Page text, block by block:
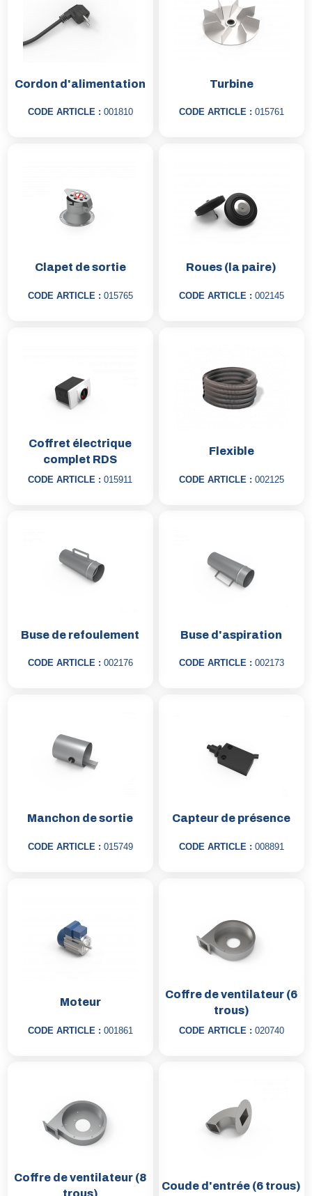
Cordon d'alimentation
CODE ARTICLE : 001810
Turbine
CODE ARTICLE : 015761
Clapet de sortie
CODE ARTICLE : 015765
Roues (la paire)
CODE ARTICLE : 002145
Coffret électrique
complet RDS
CODE ARTICLE :015911
Flexible
CODE ARTICLE : 002125
Buse de refoulement
CODE ARTICLE : 002176
Buse d'aspiration
CODE ARTICLE : 002173
Manchon de sortie
CODE ARTICLE : 015749
Capteur de présence
CODE ARTICLE : 008891
Moteur
CODE ARTICLE : 001861
Coffre de ventilateur (6
trous)
CODE ARTICLE : 020740
Coffre de ventilateur (8
Coude d'entrée (6 trous)